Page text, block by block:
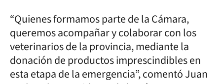
“Quienes formamos parte de la Cámara,
queremos acompañar y colaborar con los
veterinarios de la provincia, mediante la
donación de productos imprescindibles en
esta etapa de la emergencia”, comentó Juan